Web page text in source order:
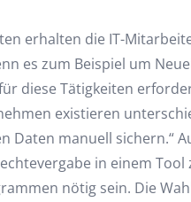
erhalten die IT-
es zum Beispiel um
diese Tätigkeiten
existieren
Daten manuell sichern.“
in einem
nötig sein. Die